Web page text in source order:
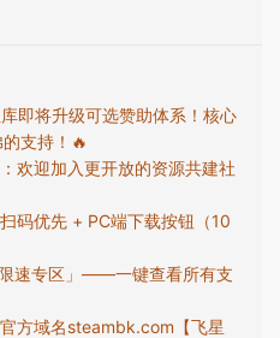
即将升级可选赞助体系！核心
支持！🔥
欢迎加入更开放的资源共建社
码优先 + PC端下载按钮（10
速专区」——一键查看所有支
方域名steambk.com【飞星